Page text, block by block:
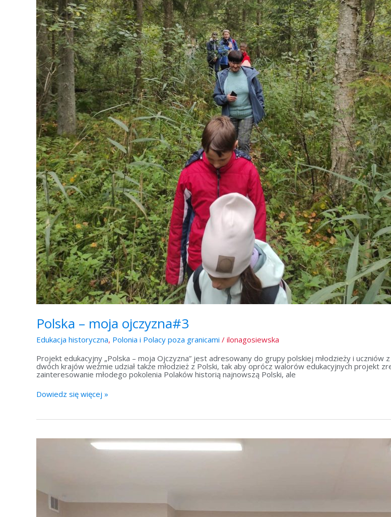
Polska – moja ojczyzna#3
Edukacja historyczna, Polonia i Polacy poza granicami / ilonagosiewska
Projekt edukacyjny „Polska – moja Ojczyzna” jest adresowany do grupy polskiej młodzieży i uczniów
dwóch krajów weźmie udział także młodzież z Polski, tak aby oprócz walorów edukacyjnych projekt
zainteresowanie młodego pokolenia Polaków historią najnowszą Polski, ale
Dowiedz się więcej »